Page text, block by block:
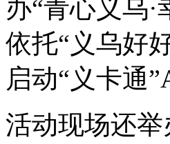
办“青心义乌
依托“义乌好
启动“义卡通
活动现场还